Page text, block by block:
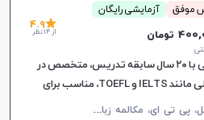
آزمایشی رایگان
4.9
از 14 نظر
کارشناس زبان و ادبیات انگلیسی با ۲۰ سال سابقه تدریس، متخصص در
زبان جنرال و آزمون‌های بین‌المللی مانند IELTS و TOEFL، مناسب برای
آ
یلتس، تافل، پی تی ای، مکالمه زبان انگلیسی، گرامر زبان انگلیسی، زبان انگلیسی تجاری، زبان انگلیسی آمریکایی، زبان انگلیسی کنکور ارشد، زبان انگلیسی کنکور دکتری، زبان انگلیسی نهم دبیرستان، زبان انگلیسی دهم دبیرستان، زبان انگلیسی یازدهم دبیرستان، زبان انگلیسی دوازدهم دبیرستان، دولینگو، OET